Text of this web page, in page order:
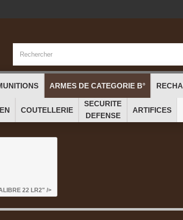
ARMES DE CATEGORIE B°
COUTELLERIE
SECURITE
DEFENSE
ARTIFICES
22 LR2" />